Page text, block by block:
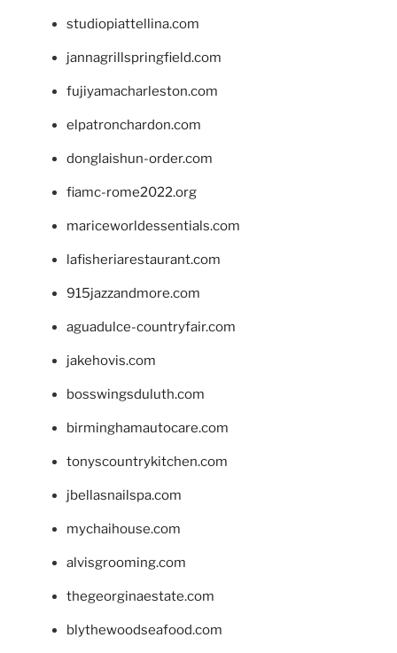
studiopiattellina.com
jannagrillspringfield.com
fujiyamacharleston.com
elpatronchardon.com
donglaishun-order.com
fiamc-rome2022.org
mariceworldessentials.com
lafisheriarestaurant.com
915jazzandmore.com
aguadulce-countryfair.com
jakehovis.com
bosswingsduluth.com
birminghamautocare.com
tonyscountrykitchen.com
jbellasnailspa.com
mychaihouse.com
alvisgrooming.com
thegeorginaestate.com
blythewoodseafood.com